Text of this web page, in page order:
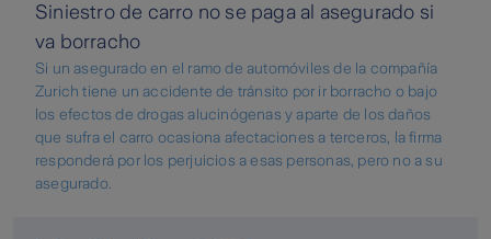
Siniestro de carro no se paga al asegurado si
va borracho
Si un asegurado en el ramo de automóviles de la compañía
Zurich tiene un accidente de tránsito por ir borracho o bajo
los efectos de drogas alucinógenas y aparte de los daños
que sufra el carro ocasiona afectaciones a terceros, la firma
responderá por los perjuicios a esas personas, pero no a su
asegurado.